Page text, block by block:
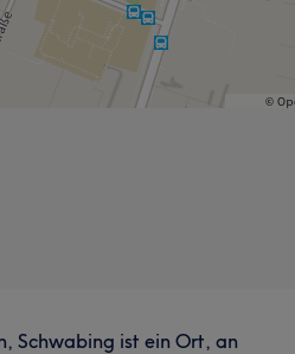
Schwabing ist ein Ort, an